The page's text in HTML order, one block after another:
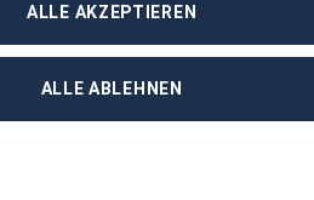
ALLE ABLEHNEN
ALLE AKZEPTIEREN